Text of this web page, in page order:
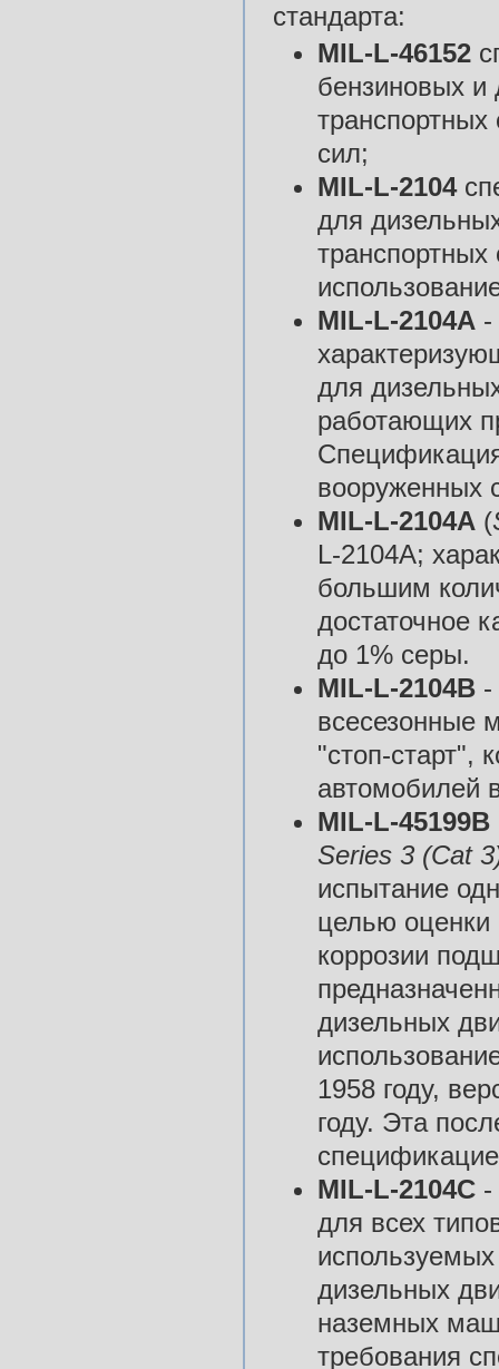
стандарта:
MIL-L-46152
бензиновых и
сил;
MIL-L-2104
для
транспортных
MIL-L-2104А -
для
работающих
вооруженных
MIL-L-2104А (
L-2104А;
большим
достаточное
до 1% серы.
MIL-L-2104В -
всесезонные
"стоп-старт",
автомобилей
MIL-L-45199В
Series 3 (Cat
испытание
целью оценки
коррозии
дизельных
1958 году,
году. Эта
MIL-L-2104С -
для всех
дизельных
наземных
требования